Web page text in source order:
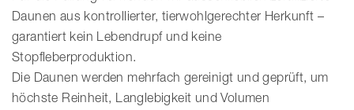
Daunen aus kontrollierter, tierwohlgerechter Herkunft –
garantiert kein Lebendrupf und keine
Stopfleberproduktion.
Die Daunen werden mehrfach gereinigt und geprüft, um
höchste Reinheit, Langlebigkeit und Volumen